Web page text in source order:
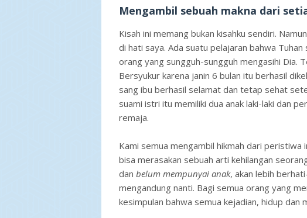
Mengambil sebuah makna dari
Kisah ini memang bukan kisahku sendiri.
di hati saya. Ada suatu pelajaran bahwa
orang yang sungguh-sungguh mengasihi Dia.
Bersyukur karena janin 6 bulan itu berhasil
sang ibu berhasil selamat dan tetap sehat
suami istri itu memiliki dua anak laki-laki dan
remaja.
Kami semua mengambil hikmah dari peristiwa
bisa merasakan sebuah arti kehilangan
dan belum mempunyai anak, akan lebih
mengandung nanti. Bagi semua orang yang
kesimpulan bahwa semua kejadian, hidup dan